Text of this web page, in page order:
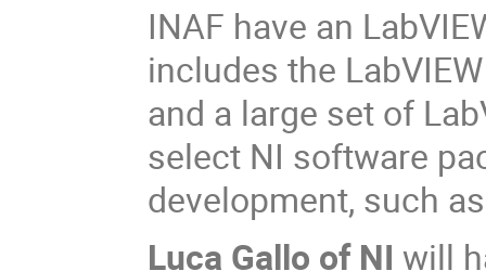
INAF have an
includes the
and a large set of
select NI software
development, such
Luca Gallo of NI will